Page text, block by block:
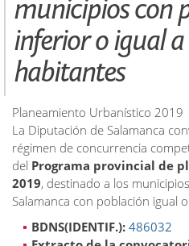
municipios con
inferior o igual a
habitantes
Planeamiento Urbanístico 2019
La Diputación de Salamanca
régimen de concurrencia
del Programa provincial de
2019, destinado a los
Salamanca con población igual
BDNS(IDENTIF.):486032